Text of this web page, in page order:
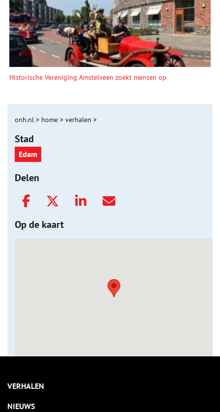
Historische Vereniging Amstelveen zoekt mensen op
onh.nl > home > verhalen >
Stad
Edam
Delen
Op de kaart
VERHALEN
NIEUWS